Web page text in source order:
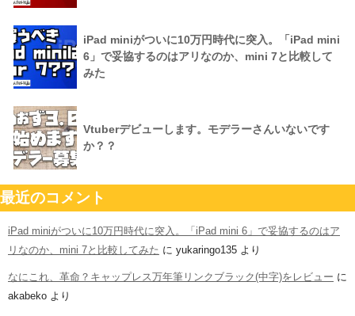
iPad miniがついに10万円時代に突入。「iPad mini
6」で妥協するのはアリなのか、mini 7と比較して
みた
Vtuberデビューします。モデラーさんいないです
か？？
最近のコメント
iPad miniがついに10万円時代に突入。「iPad mini 6」で妥協するのはア
リなのか、mini 7と比較してみた に yukaringo135 より
なにこれ、革命？キャップレス万年筆リンクブラック(中字)をレビュー に
akabeko より